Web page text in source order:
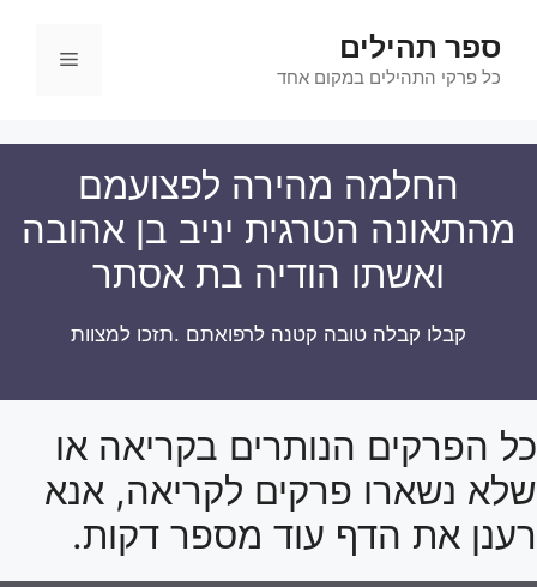
לתוכןספר תהילים
כל פרקי התהילים במקום אחד
תפריט
החלמה מהירה לפצועמם
מהתאונה הטרגית יניב בן אהובה
ואשתו הודיה בת אסתר
קבלו קבלה טובה קטנה לרפואתם .תזכו למצוות
כל הפרקים הנותרים בקריאה או
שלא נשארו פרקים לקריאה, אנא
רענן את הדף עוד מספר דקות.